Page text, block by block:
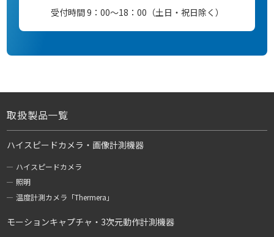
受付時間 9：00～18：00（土日・祝日除く）
取扱製品一覧
ハイスピードカメラ・画像計測機器
ハイスピードカメラ
照明
温度計測カメラ「Thermera」
モーションキャプチャ・3次元動作計測機器